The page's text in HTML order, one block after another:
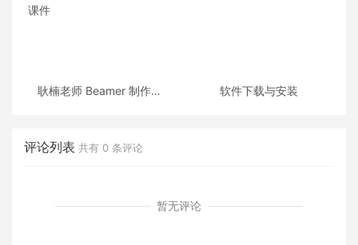
耿楠老师 Beamer 制作的
软件下载与安装
评论列表 共有 0 条评论
暂无评论